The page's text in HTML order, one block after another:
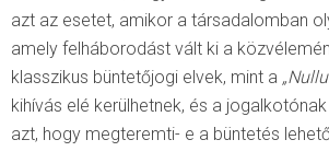
azt az esetet, amikor a társadalomban
amely felháborodást vált ki a
klasszikus büntetőjogi elvek, mint a
kihívás elé kerülhetnek, és a
azt, hogy megteremti- e a büntetés